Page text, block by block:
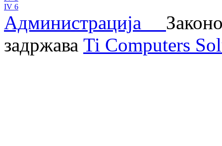
IV 6
Администрација
задржава Ti Computers